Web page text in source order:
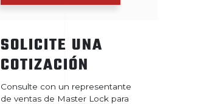
SOLICITE UNA
COTIZACIÓN
Consulte con un representante
de ventas de Master Lock para